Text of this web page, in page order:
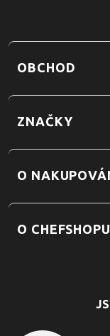
OBCHOD
ZNAČKY
O
O CHEFSHOPU